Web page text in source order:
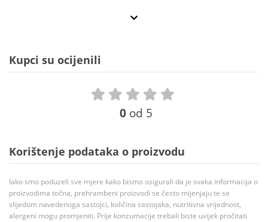
Kupci su ocijenili
0 od 5
Korištenje podataka o proizvodu
Iako smo poduzeli sve mjere kako bismo osigurali da je svaka informacija o
proizvodima točna, prehrambeni proizvodi se često mijenjaju te se
slijedom navedenoga sastojci, količina sastojaka, nutritivna vrijednost,
alergeni mogu promjeniti. Prije konzumacije trebali biste uvijek pročitati